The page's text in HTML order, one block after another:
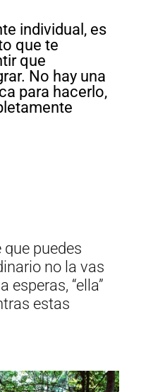
individual, es
que te
que
No hay una
para hacerlo,
que puedes
no la vas
esperas, “ella”
estas